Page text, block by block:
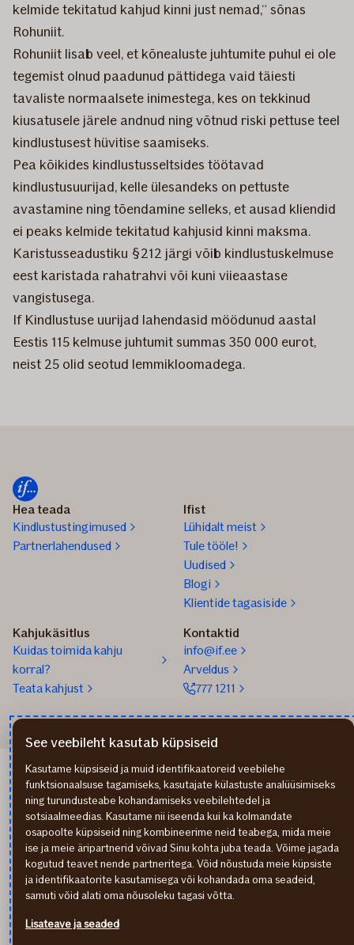
kelmide tekitatud kahjud kinni just nemad,“ sõnas
Rohuniit.
Rohuniit lisab veel, et kõnealuste juhtumite puhul ei ole
tegemist olnud paadunud pättidega vaid täiesti
tavaliste normaalsete inimestega, kes on tekkinud
kiusatusele järele andnud ning võtnud riski pettuse teel
kindlustusest hüvitise saamiseks.
Pea kõikides kindlustusseltsides töötavad
kindlustusuurijad, kelle ülesandeks on pettuste
avastamine ning tõendamine selleks, et ausad kliendid
ei peaks kelmide tekitatud kahjusid kinni maksma.
Karistusseadustiku §212 järgi võib kindlustuskelmuse
eest karistada rahatrahvi või kuni viieaastase
vangistusega.
If Kindlustuse uurijad lahendasid möödunud aastal
Eestis 115 kelmuse juhtumit summas 350 000 eurot,
neist 25 olid seotud lemmikloomadega.
Hea teada
Kindlustustingimused
Partnerlahendused
Ifist
Lühidalt meist
Tule tööle!
Uudised
Blogi
Klientide tagasiside
Kahjukäsitlus
Kuidas toimida kahju
korral?
Teata kahjust
Kontaktid
info@if.ee
Arveldus
777 1211
If Apdrošināšana LV
If draudimas LT
Isikuandmete töötlemine
Ligipääsetavuse teave
Küpsised (cookies)
In English
По-русски
facebook
youtube
instagram
linkedin
Külastate finantsteenust pakkuva ettevõtte kodulehekülge.
See veebileht kasutab küpsiseid
Kasutame küpsiseid ja muid identifikaatoreid veebilehe
funktsionaalsuse tagamiseks, kasutajate külastuste analüüsimiseks
ning turundusteabe kohandamiseks veebilehtedel ja
sotsiaalmeedias. Kasutame nii iseenda kui ka kolmandate
osapoolte küpsiseid ning kombineerime neid teabega, mida meie
ise ja meie äripartnerid võivad Sinu kohta juba teada. Võime jagada
kogutud teavet nende partneritega. Võid nõustuda meie küpsiste
ja identifikaatorite kasutamisega või kohandada oma seadeid,
samuti võid alati oma nõusoleku tagasi võtta.
Lisateave ja seaded